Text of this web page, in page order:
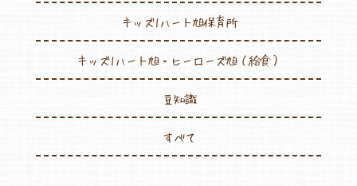
キッズ1ハート旭保育所
キッズ1ハート旭・ヒーローズ旭（給食）
豆知識
すべて